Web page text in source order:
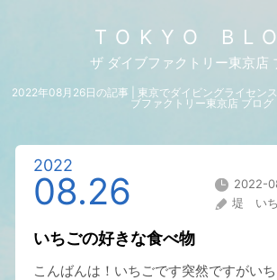
TOKYO
ザ ダイブファクトリー東京店
2022年08月26日の記事 | 東京でダイビングライセン
ブファクトリー東京店 ブログ
2022
08.26
2022-
堤 い
いちごの好きな食べ物
こんばんは！いちごです突然ですがい